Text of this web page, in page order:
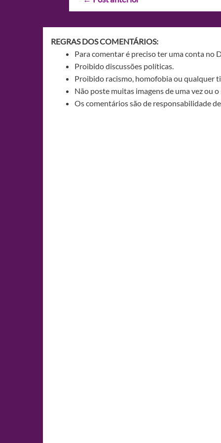
REGRAS DOS COMENTÁRIOS:
Para comentar é preciso ter uma conta no
Proibido discussões políticas.
Proibido racismo, homofobia ou qualquer
Não poste muitas imagens de uma vez ou
Os comentários são de responsabilidade